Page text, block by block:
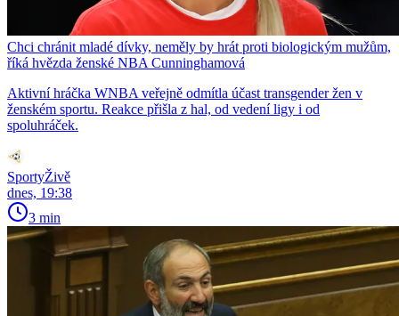
Chci chránit mladé dívky, neměly by hrát proti biologickým mužům,
říká hvězda ženské NBA Cunninghamová
Aktivní hráčka WNBA veřejně odmítla účast transgender žen v
ženském sportu. Reakce přišla z hal, od vedení ligy i od
spoluhráček.
SportyŽivě
dnes, 19:38
3 min